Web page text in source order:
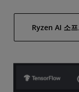
Ryzen AI 소